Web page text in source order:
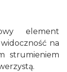
element
na
strumieniem